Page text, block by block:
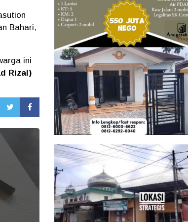
Bahari,
ini
Rizal)